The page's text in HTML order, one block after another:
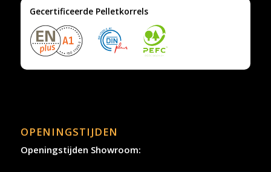
Gecertificeerde Pelletkorrels
OPENINGSTIJDEN
Openingstijden Showroom: